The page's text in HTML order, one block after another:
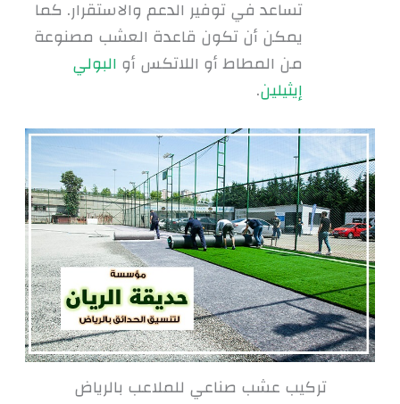
تساعد في توفير الدعم والاستقرار. كما
يمكن أن تكون قاعدة العشب مصنوعة
من المطاط أو اللاتكس أو البولي
إيثيلين.
تركيب عشب صناعي للملاعب بالرياض